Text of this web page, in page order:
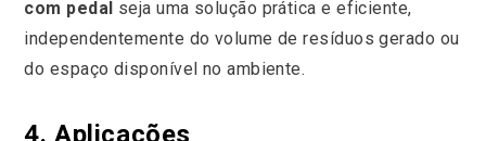
com pedal seja uma solução prática e eficiente,
independentemente do volume de resíduos gerado ou
do espaço disponível no ambiente.
4. Aplicações